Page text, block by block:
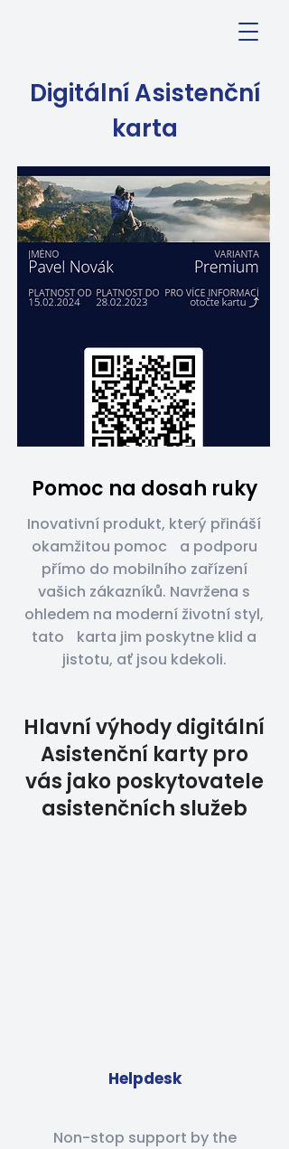
Digitální Asistenční
karta
Pomoc na dosah ruky
Inovativní produkt, který přináší
okamžitou pomoc a podporu
přímo do mobilního zařízení
vašich zákazníků. Navržena s
ohledem na moderní životní styl,
tato karta jim poskytne klid a
jistotu, ať jsou kdekoli.
Hlavní výhody digitální
Asistenční karty pro
vás jako poskytovatele
asistenčních služeb
Helpdesk
Non-stop support by the